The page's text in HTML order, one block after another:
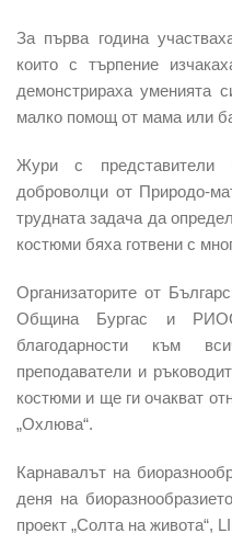
За първа година
които с търпение
демонстрираха уменията
малко помощ от мама или
Жури с
доброволци от Природо-
трудната задача да
костюми бяха готвени с
Организаторите от
Община Бургас и
благодарности към
преподаватели и
костюми и ще ги очакват
„Охлюва“.
Карнавалът на
деня на
проект „Солта на живота“,